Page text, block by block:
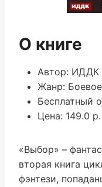
О книге
Автор: ИДДК
Жанр:
Бесплатный
Цена: 149.0 р.
«Выбор» –
вторая книга
фэнтези,